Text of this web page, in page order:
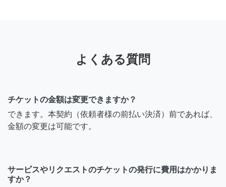
よくある質問
チケットの金額は変更できますか？
できます。本契約（依頼者様の前払い決済）前であれば、
金額の変更は可能です。
サービスやリクエストのチケットの発行に費用はかかりま
すか？